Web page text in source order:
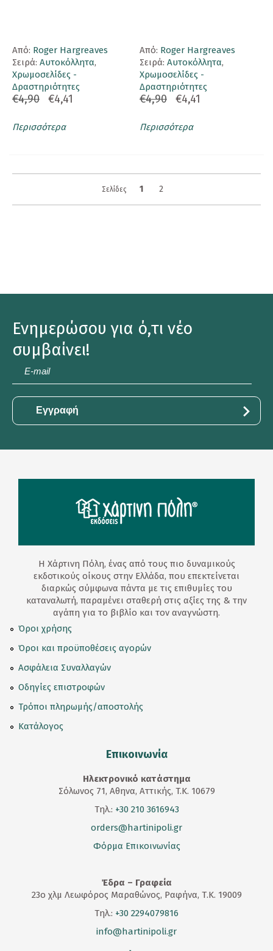
Aπό: Roger Hargreaves
Σειρά: Αυτοκόλλητα,
Χρωμοσελίδες -
Δραστηριότητες
€4,90 €4,41
Περισσότερα
Aπό: Roger Hargreaves
Σειρά: Αυτοκόλλητα,
Χρωμοσελίδες -
Δραστηριότητες
€4,90 €4,41
Περισσότερα
Σελίδες 1 2
Ενημερώσου για ό,τι νέο
συμβαίνει!
Η Χάρτινη Πόλη, ένας από τους πιο δυναμικούς
εκδοτικούς οίκους στην Ελλάδα, που επεκτείνεται
διαρκώς σύμφωνα πάντα με τις επιθυμίες του
καταναλωτή, παραμένει σταθερή στις αξίες της & την
αγάπη για το βιβλίο και τον αναγνώστη.
Όροι χρήσης
Όροι και προϋποθέσεις αγορών
Ασφάλεια Συναλλαγών
Οδηγίες επιστροφών
Τρόποι πληρωμής/αποστολής
Κατάλογος
Επικοινωνία
Ηλεκτρονικό κατάστημα
Σόλωνος 71, Αθηνα, Αττικής, T.K. 10679
Τηλ.: +30 210 3616943
orders@hartinipoli.gr
Φόρμα Επικοινωνίας
Έδρα – Γραφεία
23ο χλμ Λεωφόρος Μαραθώνος, Ραφήνα, Τ.Κ. 19009
Τηλ.: +30 2294079816
info@hartinipoli.gr